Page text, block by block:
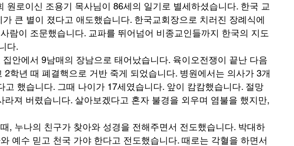
원로이신 조용기 목사님이 86세의 일기로 별세하셨습니다. 한국 교
큰 별이 졌다고 애도했습니다. 한국교회장으로 치러진 장례식에
람이 조문했습니다. 교파를 뛰어넘어 비종교인들까지 한국의 지도
다.
안에서 9남매의 장남으로 태어났습니다. 육이오전쟁이 끝난 다음
2학년 때 폐결핵으로 거반 죽게 되었습니다. 병원에서는 의사가 3개
고 했습니다. 그때 나이가 17세였습니다. 앞이 캄캄했습니다. 절망
라져 버렸습니다. 살아보겠다고 혼자 불경을 외우며 염불을 했지만,
, 누나의 친구가 찾아와 성경을 전해주면서 전도했습니다. 박대하
예수 믿고 천국 가야 한다고 전도했습니다. 때로는 각혈을 하면서